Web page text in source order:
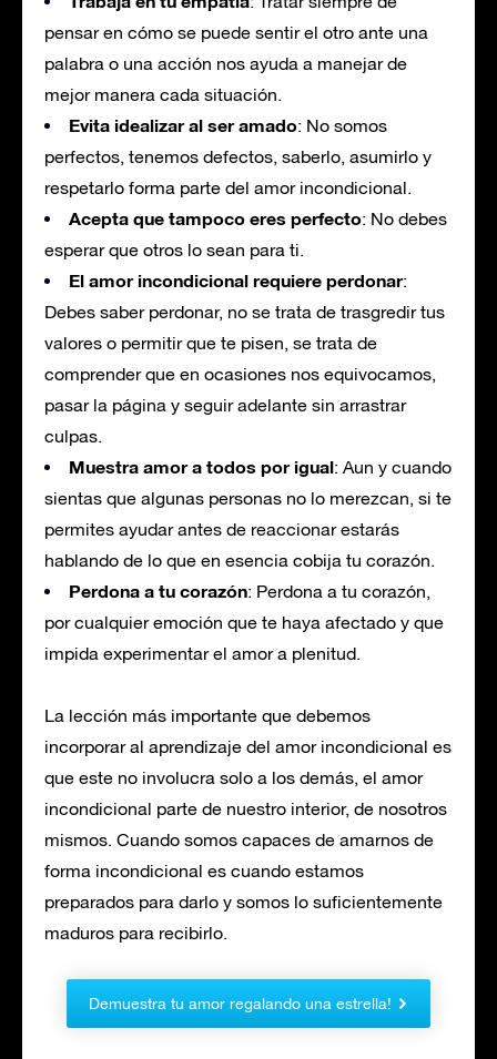
pensar en cómo se puede sentir el otro ante una
palabra o una acción nos ayuda a manejar de
mejor manera cada situación.
Evita idealizar al ser amado: No somos
perfectos, tenemos defectos, saberlo, asumirlo y
respetarlo forma parte del amor incondicional.
Acepta que tampoco eres perfecto: No debes
esperar que otros lo sean para ti.
El amor incondicional requiere perdonar:
Debes saber perdonar, no se trata de trasgredir tus
valores o permitir que te pisen, se trata de
comprender que en ocasiones nos equivocamos,
pasar la página y seguir adelante sin arrastrar
culpas.
Muestra amor a todos por igual: Aun y cuando
sientas que algunas personas no lo merezcan, si te
permites ayudar antes de reaccionar estarás
hablando de lo que en esencia cobija tu corazón.
Perdona a tu corazón: Perdona a tu corazón,
por cualquier emoción que te haya afectado y que
impida experimentar el amor a plenitud.
La lección más importante que debemos
incorporar al aprendizaje del amor incondicional es
que este no involucra solo a los demás, el amor
incondicional parte de nuestro interior, de nosotros
mismos. Cuando somos capaces de amarnos de
forma incondicional es cuando estamos
preparados para darlo y somos lo suficientemente
maduros para recibirlo.
Demuestra tu amor regalando una estrella!